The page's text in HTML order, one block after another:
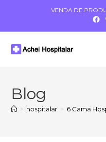
VENDA DE
Blog
> hospitalar > 6 Cama